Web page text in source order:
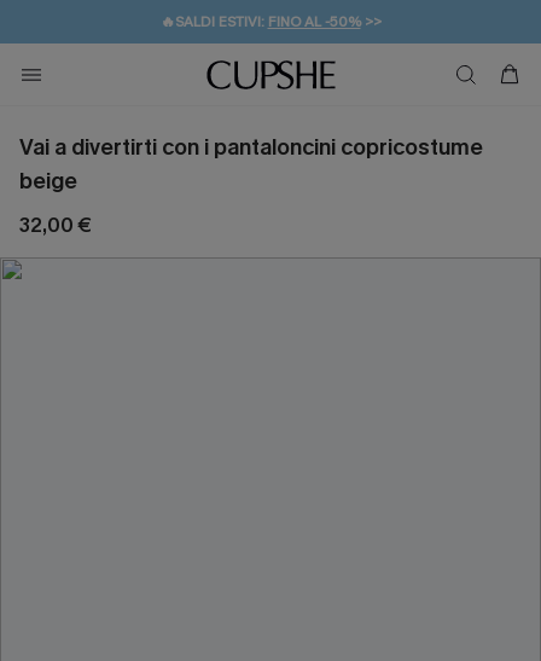
🔥SALDI ESTIVI: FINO AL -50%>>
🚚SPEDIZIONE GRATUITA DA 49€
💌REGALO PER I NUOVI: 20% DI SCONTO*
Vai a divertirti con i pantaloncini copricostume
beige
32,00 €